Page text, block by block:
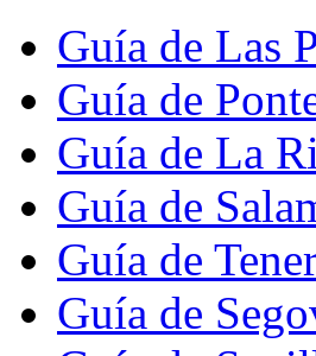
Guía de Las
Guía de
Guía de La
Guía de
Guía de
Guía de